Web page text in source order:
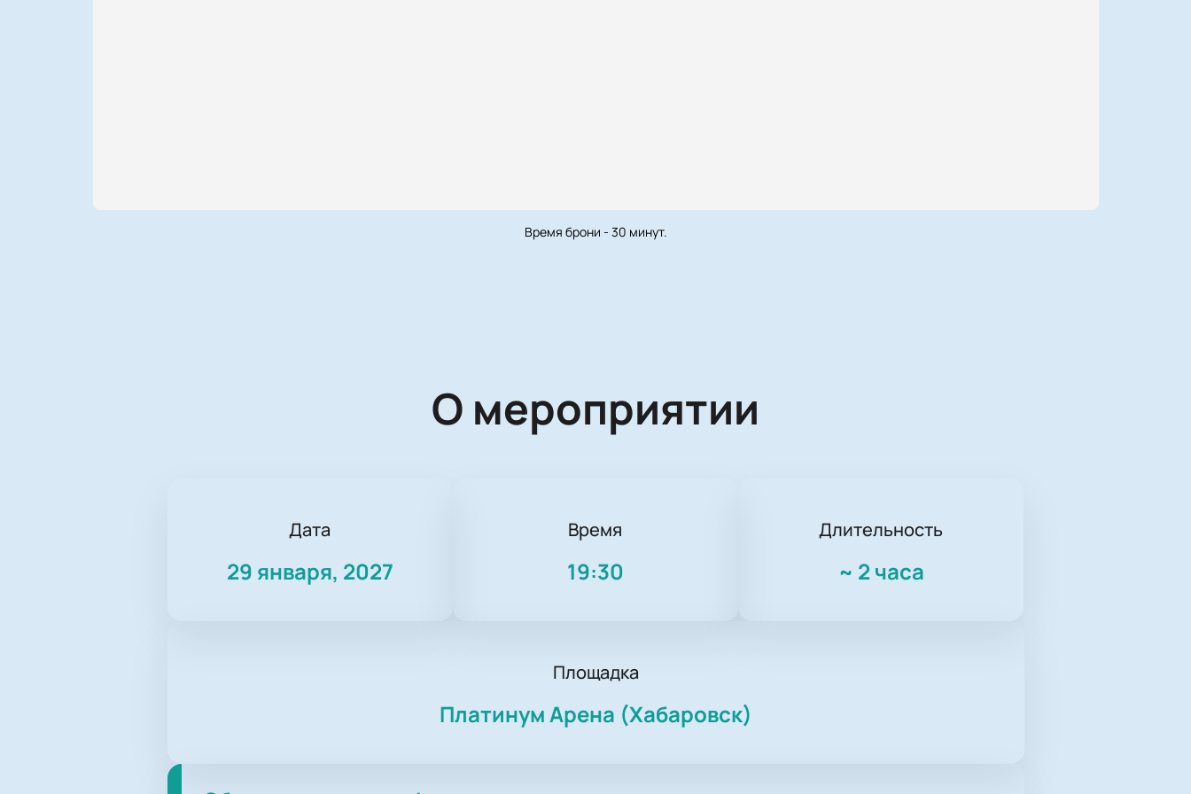
Время брони - 30 минут.
О мероприятии
Дата
29 января, 2027
Время
19:30
Длительность
~ 2 часа
Площадка
Платинум Арена (Хабаровск)